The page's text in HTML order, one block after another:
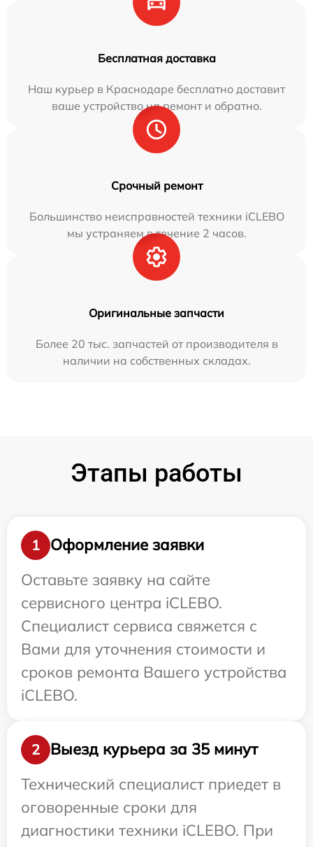
Бесплатная доставка
Наш курьер в Краснодаре бесплатно доставит
ваше устройство на ремонт и обратно.
Срочный ремонт
Большинство неисправностей техники iCLEBO
мы устраняем в течение 2 часов.
Оригинальные запчасти
Более 20 тыс. запчастей от производителя в
наличии на собственных складах.
Этапы работы
1
Оформление заявки
Оставьте заявку на сайте
сервисного центра iCLEBO.
Специалист сервиса свяжется с
Вами для уточнения стоимости и
сроков ремонта Вашего устройства
iCLEBO.
2
Выезд курьера за 35 минут
Технический специалист приедет в
оговоренные сроки для
диагностики техники iCLEBO. При